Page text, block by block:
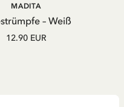
– Weiß
MADITA
12.90 EUR